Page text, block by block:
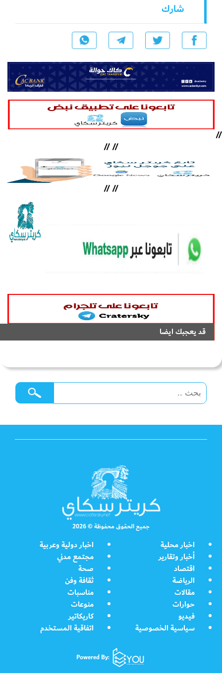
شارك
//
//
//
//
//
قد يعجبك ايضا
جميع الحقوق محفوظة © 2026
اخبار محلية
اخبار دولية وعربية
أخبار وتقارير
مجتمع مدني
اقتصاد
صحة
الرياضة
ثقافة وفن
مقالات
مناسبات
حوارات
منوعات
فيديو
كاريكاتير
سياسية الخصوصية
اتفاقية المستخدم
Powered By: